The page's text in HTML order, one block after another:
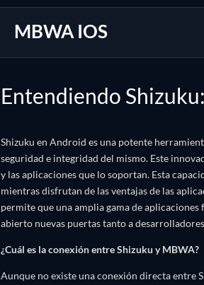
MBWA IOS
Entendiendo
Shizuku en Android es una potente
seguridad e integridad del mismo. Este
y las aplicaciones que lo soportan. Esta
mientras disfrutan de las ventajas de las
permite que una amplia gama de
abierto nuevas puertas tanto a
¿Cuál es la conexión entre Shizuku y MBWA?
Aunque no existe una conexión directa entre